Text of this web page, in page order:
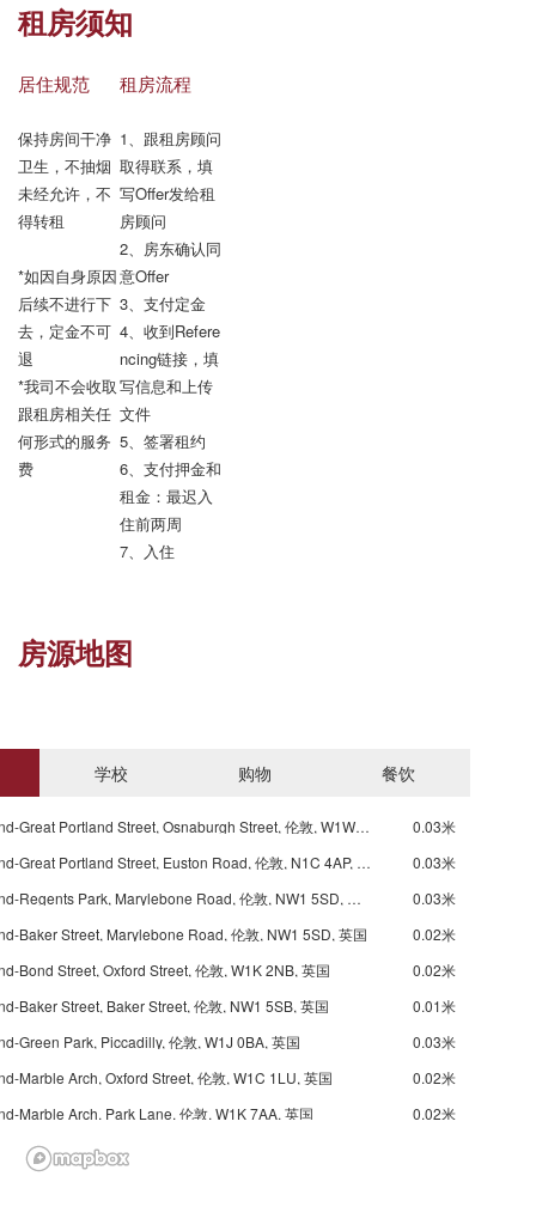
租房须知
居住规范
保持房间干净
卫生，不抽烟
未经允许，不
得转租
*如因自身原因
后续不进行下
去，定金不可
退
*我司不会收取
跟租房相关任
何形式的服务
费
租房流程
1、跟租房顾问
取得联系，填
写Offer发给租
房顾问
2、房东确认同
意Offer
3、支付定金
4、收到Refere
ncing链接，填
写信息和上传
文件
5、签署租约
6、支付押金和
租金：最迟入
住前两周
7、入住
房源地图
学校 购物 餐饮
Underground-Great Portland Street, Osnaburgh Street, 伦敦, W1W 5JD, 英国
0.03米
Underground-Great Portland Street, Euston Road, 伦敦, N1C 4AP, 英国
0.03米
Underground-Regents Park, Marylebone Road, 伦敦, NW1 5SD, 英国
0.03米
Baker Street, Marylebone Road, 伦敦, NW1 5SD, 英国
0.02米
Bond Street, Oxford Street, 伦敦, W1K 2NB, 英国
0.02米
Baker Street, Baker Street, 伦敦, NW1 5SB, 英国
0.01米
Green Park, Piccadilly, 伦敦, W1J 0BA, 英国
0.03米
Marble Arch, Oxford Street, 伦敦, W1C 1LU, 英国
0.02米
Marble Arch, Park Lane, 伦敦, W1K 7AA, 英国
0.02米
Marble Arch, Park Lane, 伦敦, W1K 7AA, 英国